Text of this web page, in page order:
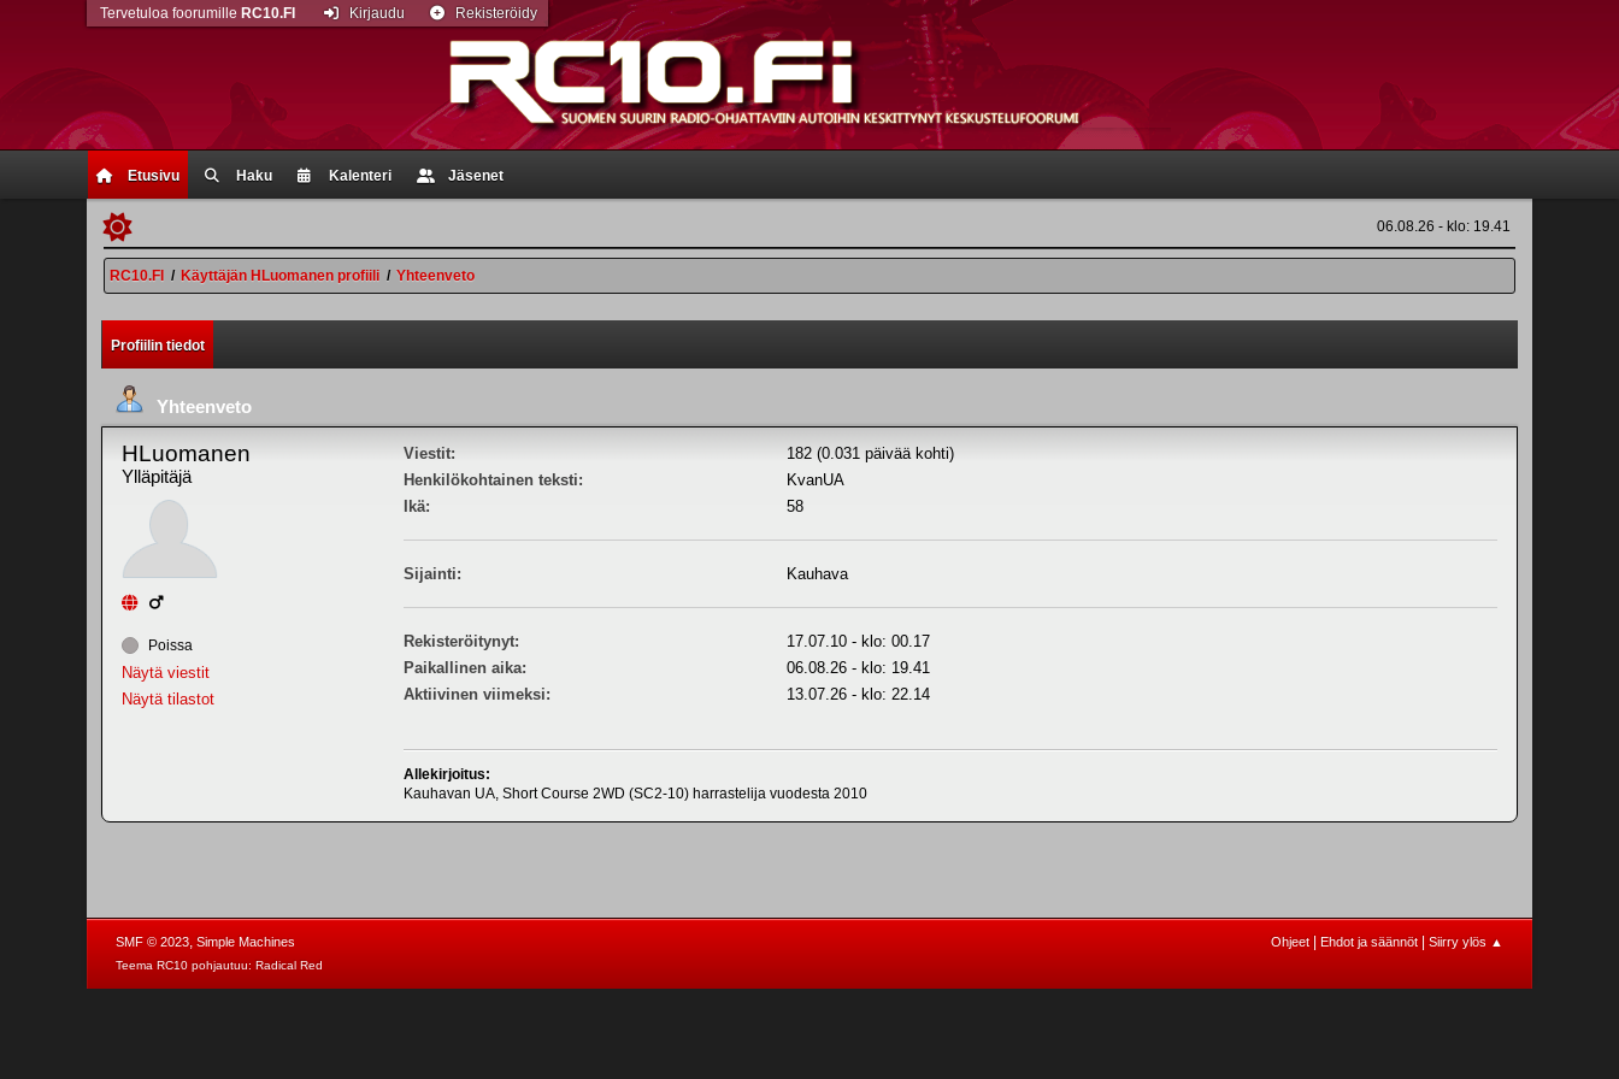
Etusivu Haku Kalenteri Jäsenet
Tervetuloa foorumille RC10.FI Kirjaudu Rekisteröidy
06.08.26 - klo: 19.41
RC10.FI / Käyttäjän HLuomanen profiili / Yhteenveto
Profiilin tiedot
Yhteenveto
HLuomanen
Ylläpitäjä
Poissa
Näytä viestit
Näytä tilastot
Viestit:
182 (0.031 päivää kohti)
Henkilökohtainen teksti:
KvanUA
Ikä:
58
Sijainti: Kauhava
Rekisteröitynyt:
17.07.10 - klo: 00.17
Paikallinen aika:
06.08.26 - klo: 19.41
Aktiivinen viimeksi:
13.07.26 - klo: 22.14
Allekirjoitus:
Kauhavan UA, Short Course 2WD (SC2-10) harrastelija vuodesta 2010
Ohjeet Ehdot ja säännöt Siirry ylös ▲
SMF © 2023, Simple Machines
Teema RC10 pohjautuu: Radical Red